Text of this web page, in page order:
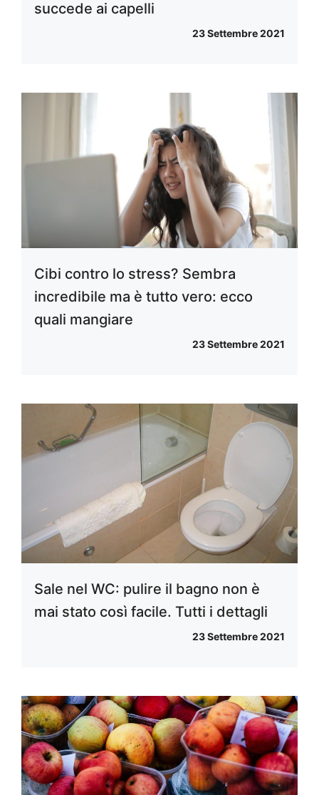
succede ai capelli
23 Settembre 2021
Cibi contro lo stress? Sembra
incredibile ma è tutto vero: ecco
quali mangiare
23 Settembre 2021
Sale nel WC: pulire il bagno non è
mai stato così facile. Tutti i dettagli
23 Settembre 2021